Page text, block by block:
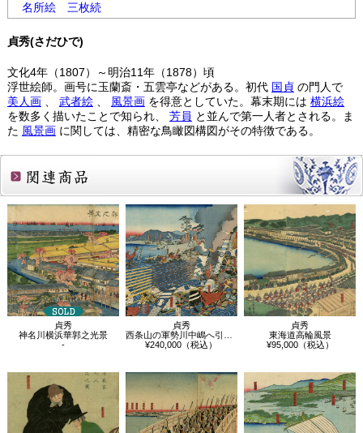
名所絵三枚続
貞秀(さだひで)
文化4年（1807）～明治11年（1878）頃
浮世絵師。画号に玉蘭斎・五雲亭などがある。初代 国貞の門人で
美人画、 武者絵、 風景画を得意としていた。幕末期には 横浜絵
を数多く描いたことで知られ、 芳員 と並んで第一人者とされる。ま
た 風景画に関しては、精密な鳥瞰図構図がその特徴である。
関連商品
貞秀
神名川横浜華郭之光景
-
貞秀
西条山の軍勢川中嶋へ引返図
¥240,000（税込）
貞秀
東海道高輪風景
¥95,000（税込）